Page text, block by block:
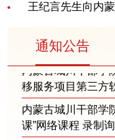
通知公告
网络党课录制询价
内蒙古城川干部学
移服务项目第三方
内蒙古城川干部学
课”网络课程 录制询